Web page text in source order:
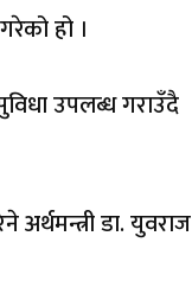
हो ।
उपलब्ध गराउँदै
डा. युवराज